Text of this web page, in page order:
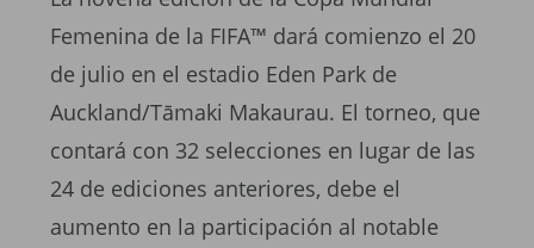
Femenina de la FIFA™ dará comienzo el 20
de julio en el estadio Eden Park de
Auckland/Tāmaki Makaurau. El torneo, que
contará con 32 selecciones en lugar de las
24 de ediciones anteriores, debe el
aumento en la participación al notable